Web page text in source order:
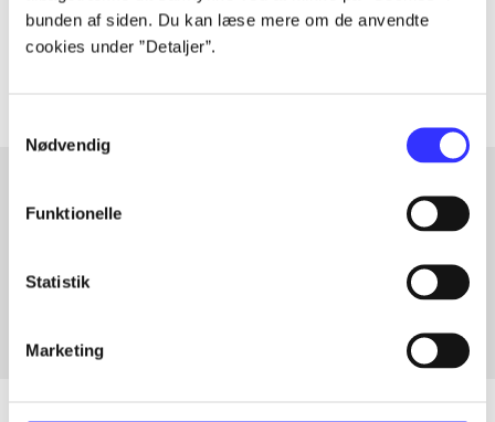
bunden af siden. Du kan læse mere om de anvendte
cookies under ”Detaljer”.
Nødvendig
Funktionelle
Statistik
Marketing
Artiklerne i handler ofte om